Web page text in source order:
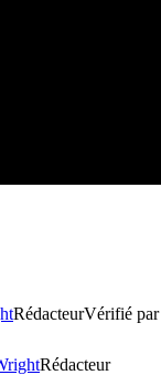
RédacteurVérifié par
Rédacteur